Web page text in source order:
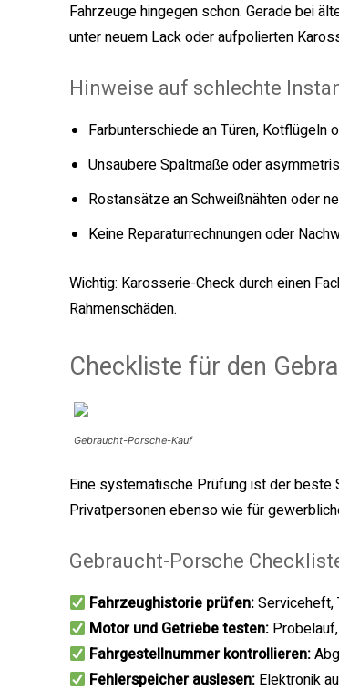
Fahrzeuge hingegen schon. Gerade bei
unter neuem Lack oder aufpolierten
Hinweise auf schlechte
Farbunterschiede an Türen, Kotflügeln
Unsaubere Spaltmaße oder
Rostansätze an Schweißnähten oder
Keine Reparaturrechnungen oder
Wichtig: Karosserie-Check durch einen
Rahmenschäden.
Checkliste für den
Gebraucht-Porsche-Kauf
Eine systematische Prüfung ist der
Privatpersonen ebenso wie für
Gebraucht-Porsche
Fahrzeughistorie prüfen:Serviceheft,
Motor und Getriebe testen:
Fahrgestellnummer kontrollieren:
Fehlerspeicher auslesen: Elektronik